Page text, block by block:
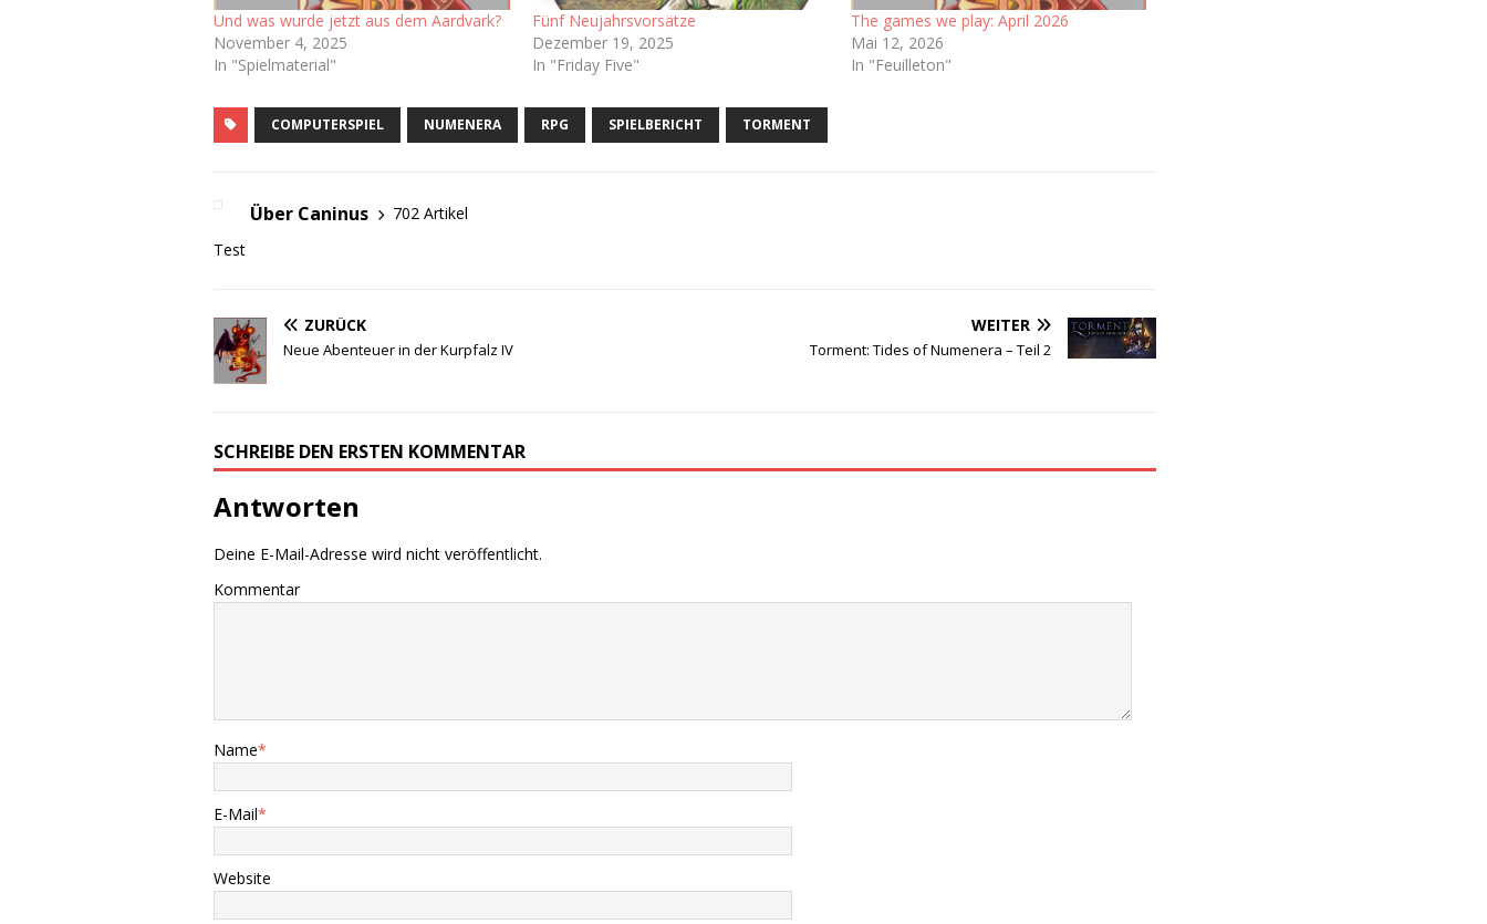
Und was wurde jetzt aus dem Aardvark?
November 4, 2025
In "Spielmaterial"
Fünf Neujahrsvorsätze
Dezember 19, 2025
In "Friday Five"
The games we play: April 2026
Mai 12, 2026
In "Feuilleton"
COMPUTERSPIEL NUMENERA RPG SPIELBERICHT TORMENT
Über Caninus
702 Artikel
Test
ZURÜCK
Neue Abenteuer in der Kurpfalz IV
WEITER
Torment: Tides of Numenera – Teil 2
SCHREIBE DEN ERSTEN KOMMENTAR
Antworten
Deine E-Mail-Adresse wird nicht veröffentlicht.
Kommentar
Name*
E-Mail*
Website